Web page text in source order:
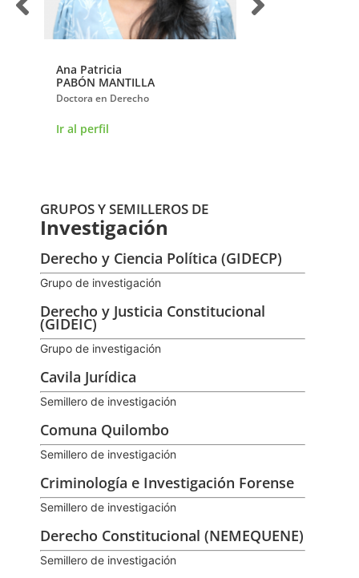
Ana Patricia
PABÓN MANTILLA
Doctora en Derecho
Ir al perfil
GRUPOS Y SEMILLEROS DE
Investigación
Derecho y Ciencia Política (GIDECP)
Grupo de investigación
Derecho y Justicia Constitucional
(GIDEIC)
Grupo de investigación
Cavila Jurídica
Semillero de investigación
Comuna Quilombo
Semillero de investigación
Criminología e Investigación Forense
Semillero de investigación
Derecho Constitucional (NEMEQUENE)
Semillero de investigación